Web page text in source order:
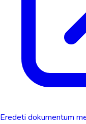
Eredeti dokumentum